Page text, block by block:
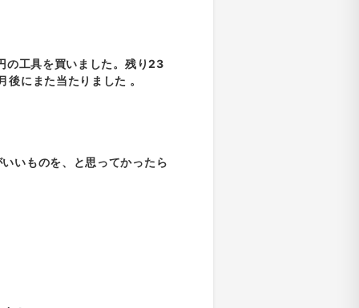
の工具を買いました。残り23
にまた当たりました 。
いものを、と思ってかったら